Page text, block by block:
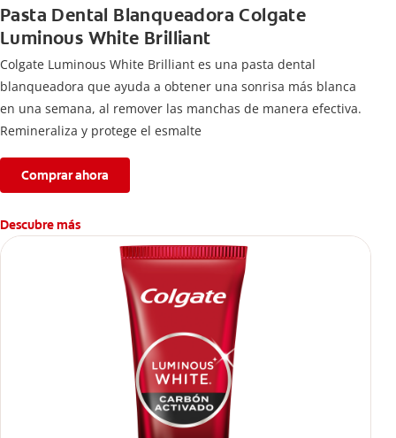
Pasta Dental Blanqueadora Colgate
Luminous White Brilliant
Colgate Luminous White Brilliant es una pasta dental
blanqueadora que ayuda a obtener una sonrisa más blanca
en una semana, al remover las manchas de manera efectiva.
Remineraliza y protege el esmalte
Comprar ahora
Descubre más